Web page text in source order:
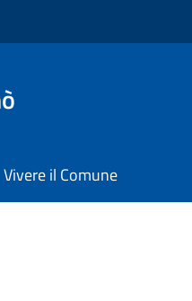
Vivere il Comune